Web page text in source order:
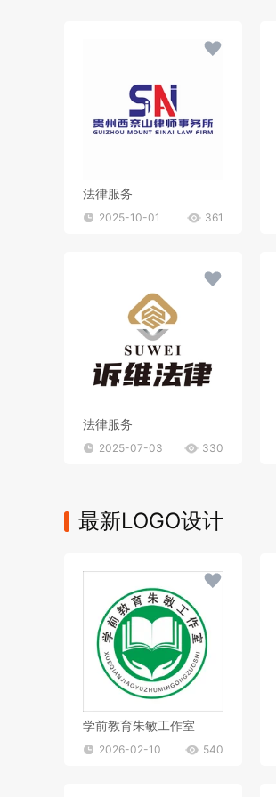
法律服务
2025-10-01 361
法律服务
2025-07-03 330
最新LOGO设计
学前教育朱敏工作室
2026-02-10 540